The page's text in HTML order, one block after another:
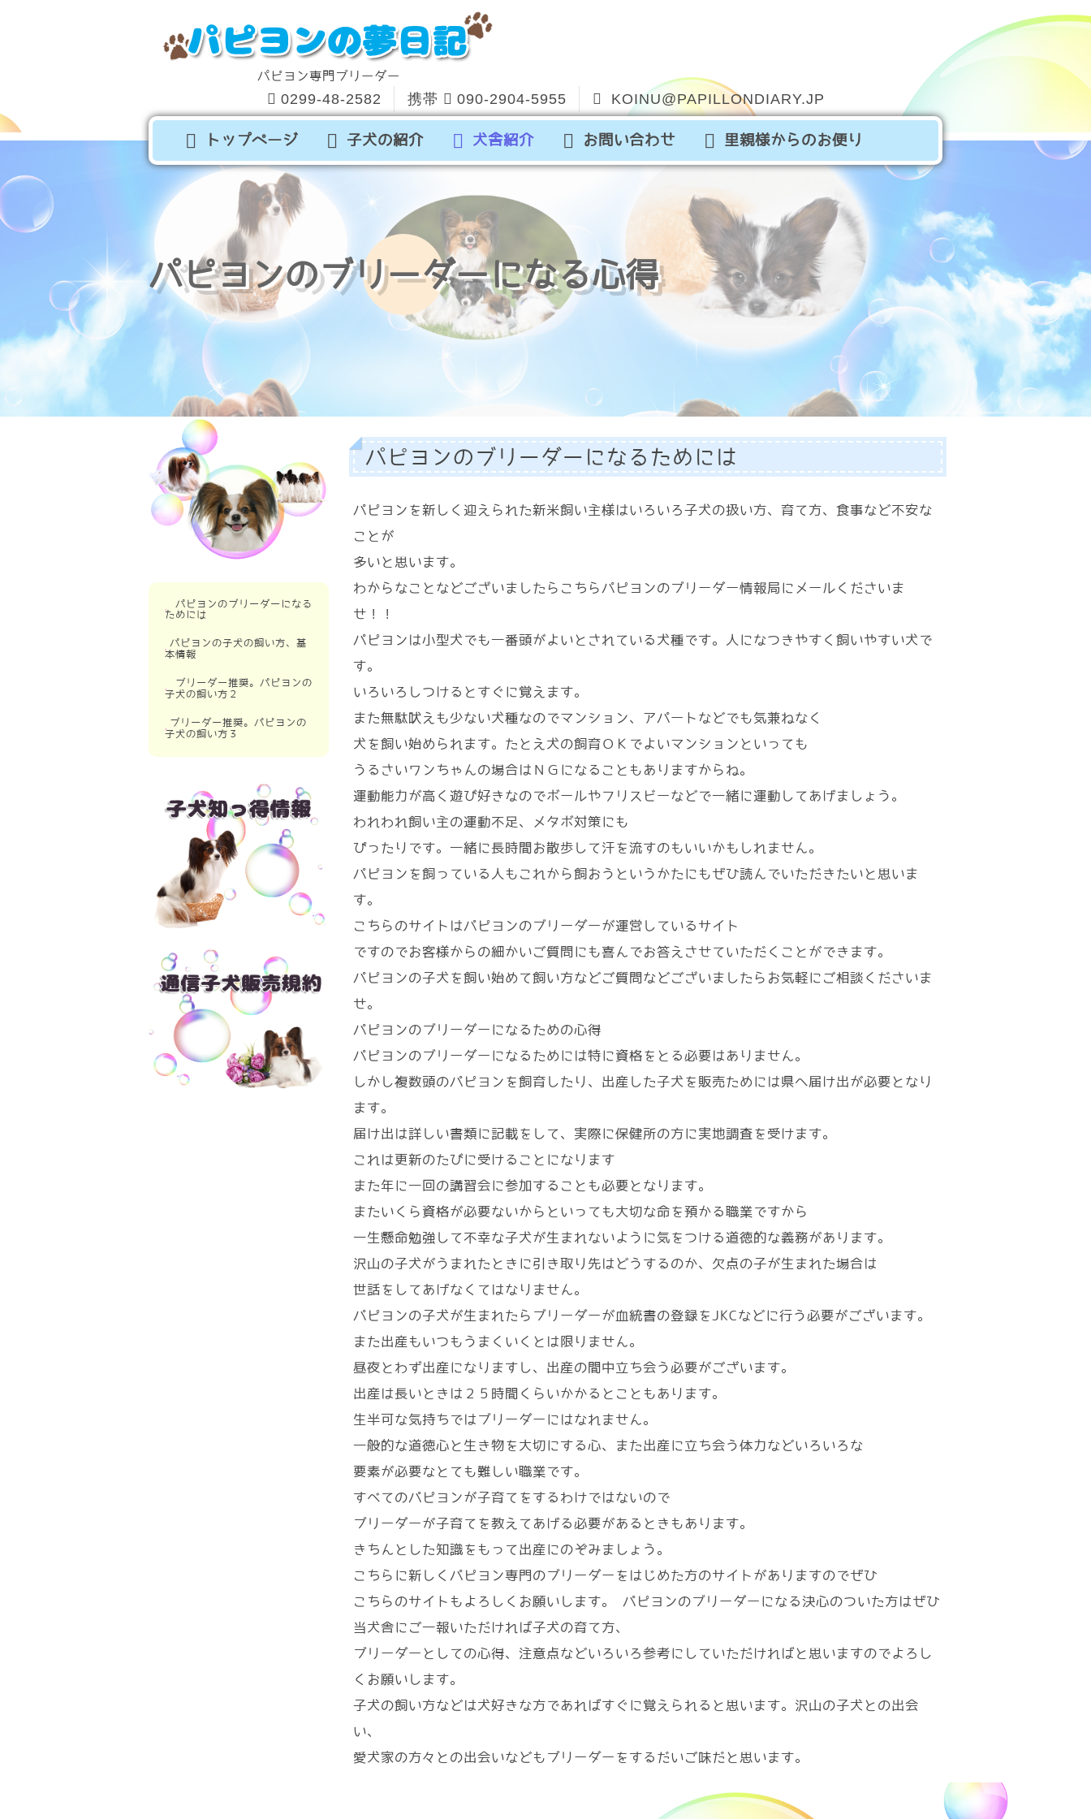
パピヨン専門ブリーダー
0299-48-2582 携帯 090-2904-5955 KOINU@PAPILLONDIARY.JP
トップページ 子犬の紹介 犬舎紹介 お問い合わせ 里親様からのお便り
パピヨンのブリーダーになる心得
パピヨンのブリーダーになる
ためには
パピヨンの交配について
パピヨンの子犬の生後４５日まで
パピヨンの子犬のお渡しまで
出産前に動物病院と連携
パピヨンの子犬の飼い方、基
本情報
パピヨンと出会うのはブリーダ
ブリーダーの子犬を見る際の注意
点
備
パピヨンのトリミング
ブリーダー推奨。パピヨンの
子犬の飼い方２
パピヨンのトイレ
パピヨンのワクチン接種
パピヨンの散歩練習
ブリーダーからパピヨンを迎える
準備
ブリーダー推奨。パピヨンの
子犬の飼い方３
ブリーダー推奨の留守番
パピヨンのトリミング２
パピヨンの洋服
パピヨンのブリーダーになるためには
パピヨンを新しく迎えられた新米飼い主様はいろいろ子犬の扱い方、育て方、食事など不安な
ことが
多いと思います。
わからなことなどございましたらこちらパピヨンのブリーダー情報局にメールくださいま
せ！！
パピヨンは小型犬でも一番頭がよいとされている犬種です。人になつきやすく飼いやすい犬で
す。
いろいろしつけるとすぐに覚えます。
また無駄吠えも少ない犬種なのでマンション、アパートなどでも気兼ねなく
犬を飼い始められます。たとえ犬の飼育ＯＫでよいマンションといっても
うるさいワンちゃんの場合はＮＧになることもありますからね。
運動能力が高く遊び好きなのでボールやフリスビーなどで一緒に運動してあげましょう。
われわれ飼い主の運動不足、メタボ対策にも
ぴったりです。一緒に長時間お散歩して汗を流すのもいいかもしれません。
パピヨンを飼っている人もこれから飼おうというかたにもぜひ読んでいただきたいと思いま
す。
こちらのサイトはパピヨンのブリーダーが運営しているサイト
ですのでお客様からの細かいご質問にも喜んでお答えさせていただくことができます。
パピヨンの子犬を飼い始めて飼い方などご質問などございましたらお気軽にご相談くださいま
せ。
パピヨンのブリーダーになるための心得
パピヨンのブリーダーになるためには特に資格をとる必要はありません。
しかし複数頭のパピヨンを飼育したり、出産した子犬を販売ためには県へ届け出が必要となり
ます。
届け出は詳しい書類に記載をして、実際に保健所の方に実地調査を受けます。
これは更新のたびに受けることになります
また年に一回の講習会に参加することも必要となります。
またいくら資格が必要ないからといっても大切な命を預かる職業ですから
一生懸命勉強して不幸な子犬が生まれないように気をつける道徳的な義務があります。
沢山の子犬がうまれたときに引き取り先はどうするのか、欠点の子が生まれた場合は
世話をしてあげなくてはなりません。
パピヨンの子犬が生まれたらブリーダーが血統書の登録をJKCなどに行う必要がございます。
また出産もいつもうまくいくとは限りません。
昼夜とわず出産になりますし、出産の間中立ち会う必要がございます。
出産は長いときは２５時間くらいかかるとこともあります。
生半可な気持ちではブリーダーにはなれません。
一般的な道徳心と生き物を大切にする心、また出産に立ち会う体力などいろいろな
要素が必要なとても難しい職業です。
すべてのパピヨンが子育てをするわけではないので
ブリーダーが子育てを教えてあげる必要があるときもあります。
きちんとした知識をもって出産にのぞみましょう。
こちらに新しくパピヨン専門のブリーダーをはじめた方のサイトがありますのでぜひ
こちらのサイトもよろしくお願いします。 パピヨンのブリーダーになる決心のついた方はぜひ
当犬舎にご一報いただければ子犬の育て方、
ブリーダーとしての心得、注意点などいろいろ参考にしていただければと思いますのでよろし
くお願いします。
子犬の飼い方などは犬好きな方であればすぐに覚えられると思います。沢山の子犬との出会
い、
愛犬家の方々との出会いなどもブリーダーをするだいご味だと思います。